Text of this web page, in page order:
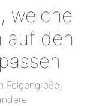
welche
auf den
Felgengröße,